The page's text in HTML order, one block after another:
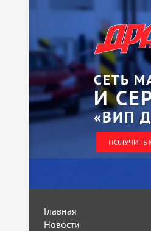
СЕТЬ
И
«ВИП
ПОЛУЧИТЬ
Главная
Новости